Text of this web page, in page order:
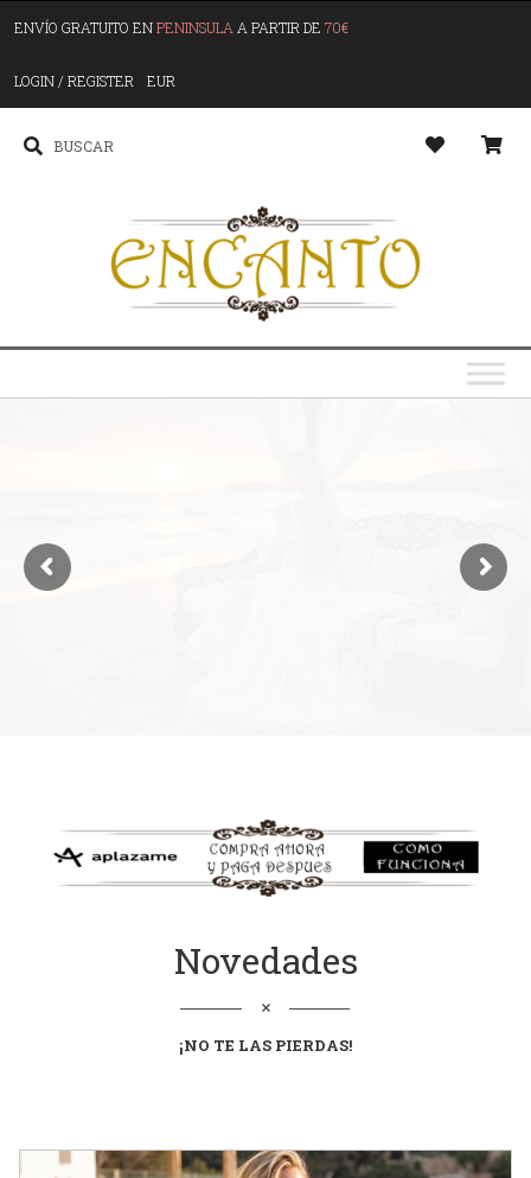
ENVÍO GRATUITO ENPENINSULA A PARTIR DE 70€
LOGIN / REGISTER EUR
G
Novedades
¡NO TE LAS PIERDAS!